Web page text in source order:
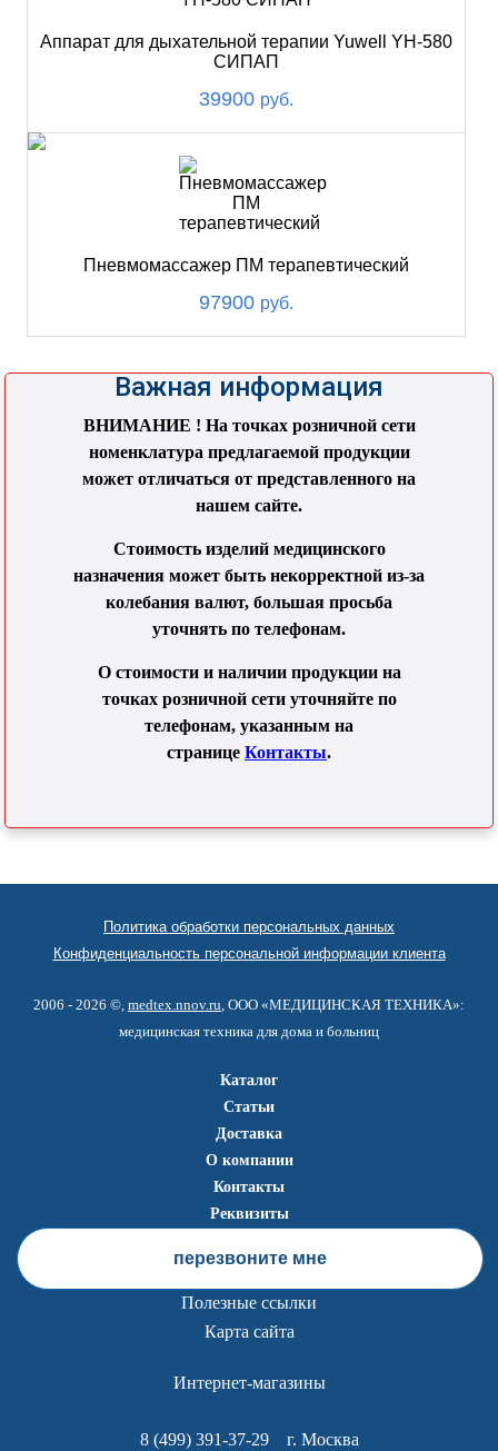
Аппарат для дыхательной терапии Yuwell YH-580
СИПАП
39900 руб.
Пневмомассажер ПМ терапевтический
97900 руб.
Важная информация
ВНИМАНИЕ ! На точках розничной сети
номенклатура предлагаемой продукции
может отличаться от представленного на
нашем сайте.
Стоимость изделий медицинского
назначения может быть некорректной из-за
колебания валют, большая просьба
уточнять по телефонам.
О стоимости и наличии продукции на
точках розничной сети уточняйте по
телефонам, указанным на
странице Контакты.
Политика обработки персональных данных
Конфиденциальность персональной информации клиента
2006 - 2026 ©, medtex.nnov.ru , ООО «МЕДИЦИНСКАЯ ТЕХНИКА»:
медицинская техника для дома и больниц
Каталог
Статьи
Доставка
О компании
Контакты
Реквизиты
перезвоните мне
Полезные ссылки
Карта сайта
Интернет-магазины
8 (499) 391-37-29г. Москва